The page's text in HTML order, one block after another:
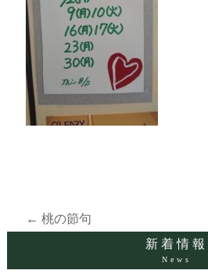
投
← 桃の節句
新着情報
News